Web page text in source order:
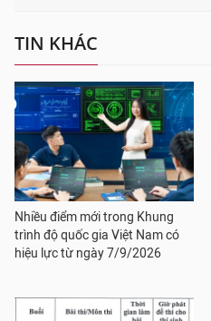
TIN KHÁC
Nhiều điểm mới trong Khung
trình độ quốc gia Việt Nam có
hiệu lực từ ngày 7/9/2026